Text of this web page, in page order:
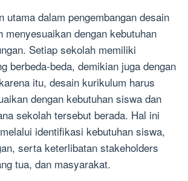
utama dalam pengembangan desain
menyesuaikan dengan kebutuhan
Setiap sekolah memiliki
berbeda-beda, demikian juga dengan
itu, desain kurikulum harus
dengan kebutuhan siswa dan
sekolah tersebut berada. Hal ini
identifikasi kebutuhan siswa,
serta keterlibatan stakeholders
tua, dan masyarakat.